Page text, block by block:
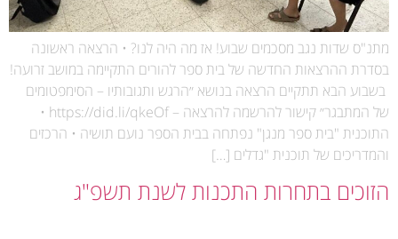
מתנ"ס שדות נגב מסכמים שבוע! אז מה היה לנו? • הרצאה ראשונה
בסדרת ההרצאות החדשה של בית ספר להורים התקיימה במושב זרועה!
‍‍ בשבוע הבא תתקיים הרצאה בנושא ״הרגש ותגובותיו – הסימפטומים
של המתבגר״ קישור להרשמה להרצאה – https://did.li/qkeOf •
התוכנית "בית ספר מנגן" נפתחה בבית הספר נועם תושיה • הרכזים
והמדריכים של תוכנית "גדלים […]
הזוכים בתחרות התכנות לשנת תשפ"ג